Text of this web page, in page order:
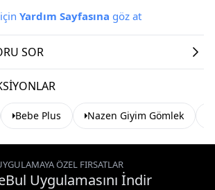
Yardım Sayfasına göz at
SOR
Bebe Plus Nazen Giyim Gömlek
ÖZEL FIRSATLAR
Uygulamasını İndir